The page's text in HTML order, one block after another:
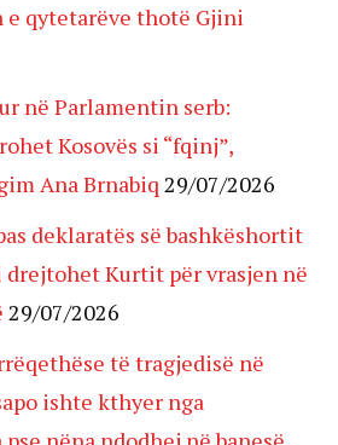
qytetarëve thotë Gjini
në Parlamentin serb:
Kosovës si “fqinj”,
Ana Brnabiq 29/07/2026
deklaratës së bashkëshortit
drejtohet Kurtit për vrasjen në
29/07/2026
të tragjedisë në
ishte kthyer nga